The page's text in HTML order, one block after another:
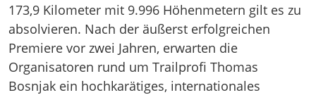
173,9 Kilometer mit 9.996 Höhenmetern gilt es zu
absolvieren. Nach der äußerst erfolgreichen
Premiere vor zwei Jahren, erwarten die
Organisatoren rund um Trailprofi Thomas
Bosnjak ein hochkarätiges, internationales